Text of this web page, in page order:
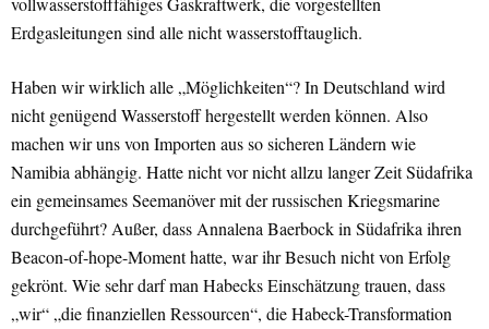
Erdgasleitungen sind alle nicht wasserstofftauglich.
Haben wir wirklich alle „Möglichkeiten“? In Deutschland wird
nicht genügend Wasserstoff hergestellt werden können. Also
machen wir uns von Importen aus so sicheren Ländern wie
Namibia abhängig. Hatte nicht vor nicht allzu langer Zeit Südafrika
ein gemeinsames Seemanöver mit der russischen Kriegsmarine
durchgeführt? Außer, dass Annalena Baerbock in Südafrika ihren
Beacon-of-hope-Moment hatte, war ihr Besuch nicht von Erfolg
gekrönt. Wie sehr darf man Habecks Einschätzung trauen, dass
„wir“ „die finanziellen Ressourcen“, die Habeck-Transformation